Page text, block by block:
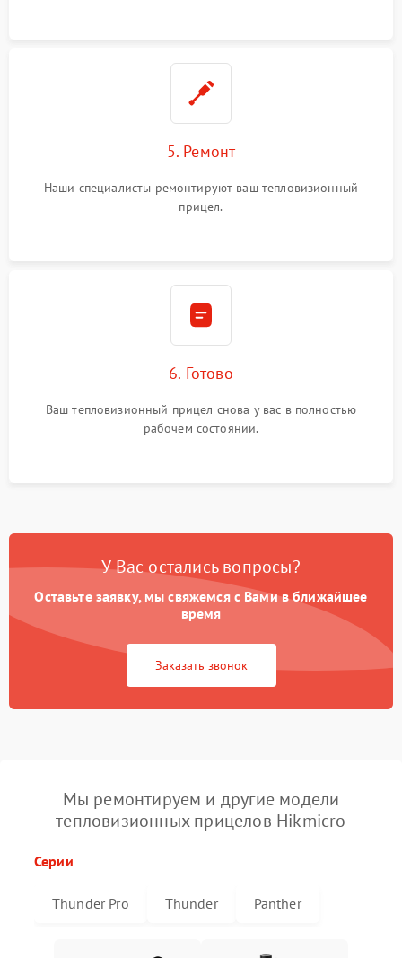
5. Ремонт
Наши специалисты ремонтируют ваш тепловизионный
прицел.
6. Готово
Ваш тепловизионный прицел снова у вас в полностью
рабочем состоянии.
У Вас остались вопросы?
Оставьте заявку, мы свяжемся с Вами в ближайшее
время
Заказать звонок
Мы ремонтируем и другие модели
тепловизионных прицелов Hikmicro
Серии
Thunder Pro Thunder Panther